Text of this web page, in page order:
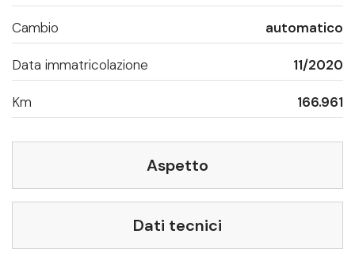
Cambio automatico
Data immatricolazione 11/2020
Km 166.961
Aspetto
Dati tecnici